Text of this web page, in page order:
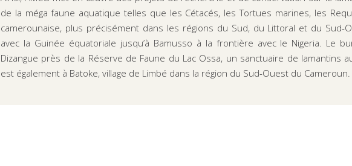
de la méga faune aquatique telles que les Cétacés, les Tortues marines, les
camerounaise, plus précisément dans les régions du Sud, du Littoral et du Sud-
avec la Guinée équatoriale jusqu’à Bamusso à la frontière avec le Nigeria. Le
Dizangue près de la Réserve de Faune du Lac Ossa, un sanctuaire de lamantins
est également à Batoke, village de Limbé dans la région du Sud-Ouest du Cameroun.